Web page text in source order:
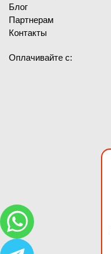
Блог
Партнерам
Контакты
Оплачивайте с: